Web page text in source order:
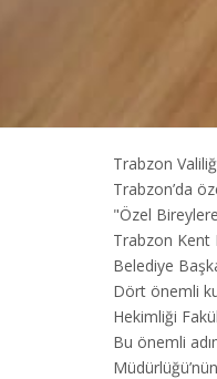
Trabzon
Trabzon’da
"Özel
Trabzon Kent
Belediye
Dört önemli
Hekimliği
Bu önemli